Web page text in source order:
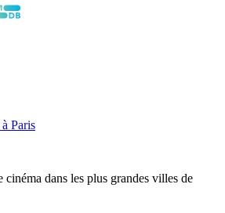
Paris
cinéma dans les plus grandes villes de